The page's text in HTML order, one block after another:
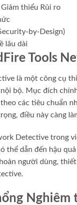
thiểu Rủi ro
by-Design)
lâu dài
Tools
là một công cụ
bộ. Mục đích
các tiêu chuẩn
điều này càng
Detective trong
thể dẫn đến hậu
người dùng,
Nghiêm